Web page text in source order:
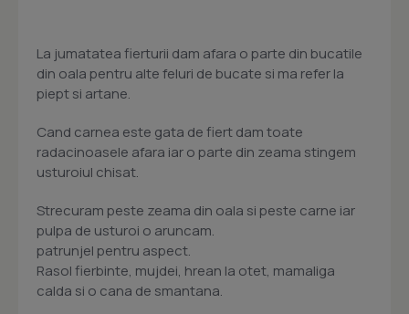
La jumatatea fierturii dam afara o parte din bucatile
din oala pentru alte feluri de bucate si ma refer la
piept si artane.
Cand carnea este gata de fiert dam toate
radacinoasele afara iar o parte din zeama stingem
usturoiul chisat.
Strecuram peste zeama din oala si peste carne iar
pulpa de usturoi o aruncam.
patrunjel pentru aspect.
Rasol fierbinte, mujdei, hrean la otet, mamaliga
calda si o cana de smantana.